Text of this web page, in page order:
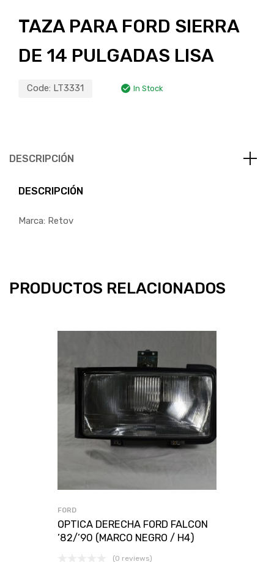
TAZA PARA FORD SIERRA
DE 14 PULGADAS LISA
Code: LT3331 In Stock
DESCRIPCIÓN
DESCRIPCIÓN
Marca: Retov
PRODUCTOS RELACIONADOS
FORD
OPTICA DERECHA FORD FALCON
’82/’90 (MARCO NEGRO / H4)
(0 reviews)